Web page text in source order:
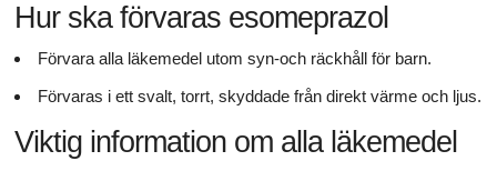
Hur ska förvaras esomeprazol
Förvara alla läkemedel utom syn-och räckhåll för barn.
Förvaras i ett svalt, torrt, skyddade från direkt värme och ljus.
Viktig information om alla läkemedel